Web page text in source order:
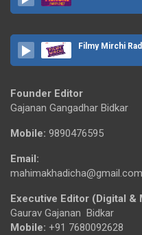
Filmy Mirchi
Founder Editor
Gajanan Gangadhar Bidkar
Mobile: 9890476595
Email:
mahimakhadicha@gmail.com
Executive Editor (Digital
Gaurav Gajanan Bidkar
Mobile: +91 7680092628